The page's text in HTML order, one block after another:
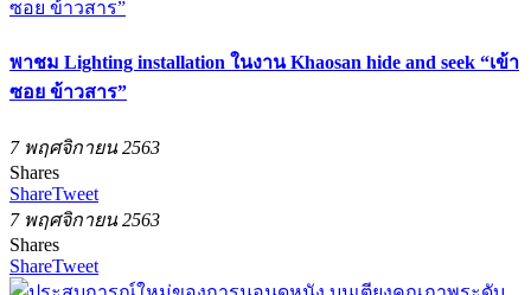
พาชม Lighting installation ในงาน Khaosan hide and seek “เข้า
ซอย ข้าวสาร”
7 พฤศจิกายน 2563
Shares
ShareTweet
7 พฤศจิกายน 2563
Shares
ShareTweet